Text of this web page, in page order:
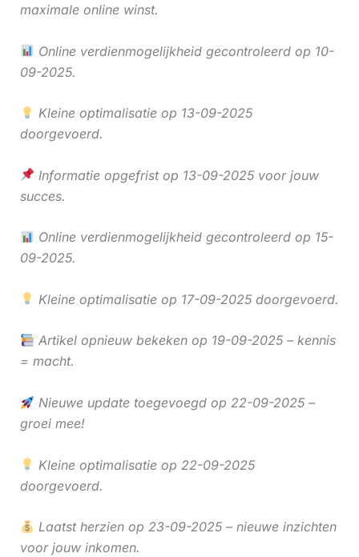
maximale online winst.
Online verdienmogelijkheid gecontroleerd op 10-
09-2025.
Kleine optimalisatie op 13-09-2025
doorgevoerd.
Informatie opgefrist op 13-09-2025 voor jouw
succes.
Online verdienmogelijkheid gecontroleerd op 15-
09-2025.
Kleine optimalisatie op 17-09-2025 doorgevoerd.
Artikel opnieuw bekeken op 19-09-2025 – kennis
= macht.
Nieuwe update toegevoegd op 22-09-2025 –
groei mee!
Kleine optimalisatie op 22-09-2025
doorgevoerd.
Laatst herzien op 23-09-2025 – nieuwe inzichten
voor jouw inkomen.